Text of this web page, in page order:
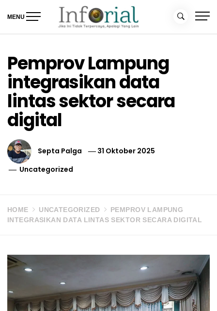
MENU
Pemprov Lampung
integrasikan data
lintas sektor secara
digital
Septa Palga
31 Oktober 2025
Uncategorized
HOME UNCATEGORIZED
PEMPROV LAMPUNG
INTEGRASIKAN DATA LINTAS SEKTOR SECARA DIGITAL